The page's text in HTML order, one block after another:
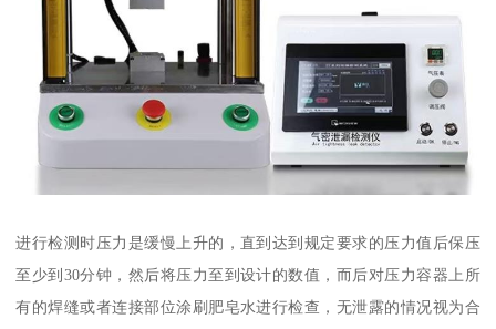
进行检测时压力是缓慢上升的，直到达到规定要求的压力值后保压
至少到30分钟，然后将压力至到设计的数值，而后对压力容器上所
有的焊缝或者连接部位涂刷肥皂水进行检查，无泄露的情况视为合